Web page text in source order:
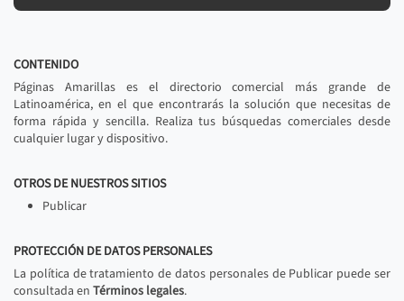
CONTENIDO
Páginas Amarillas es el directorio comercial más grande de
Latinoamérica, en el que encontrarás la solución que necesitas de
forma rápida y sencilla. Realiza tus búsquedas comerciales desde
cualquier lugar y dispositivo.
OTROS DE NUESTROS SITIOS
Publicar
PROTECCIÓN DE DATOS PERSONALES
La política de tratamiento de datos personales de Publicar puede ser
consultada en Términos legales.